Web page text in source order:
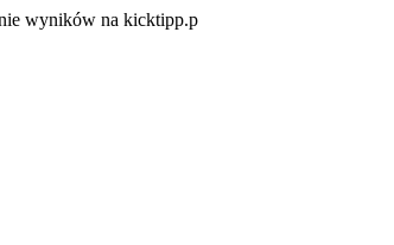
wyników na kicktipp.pZacznij